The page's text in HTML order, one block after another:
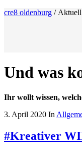
cre8 oldenburg / Aktuell
Und was
Ihr wollt wissen,
3. April 2020 In
#Kreativer